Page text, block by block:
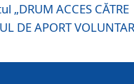
ACCES CĂTRE
DE APORT